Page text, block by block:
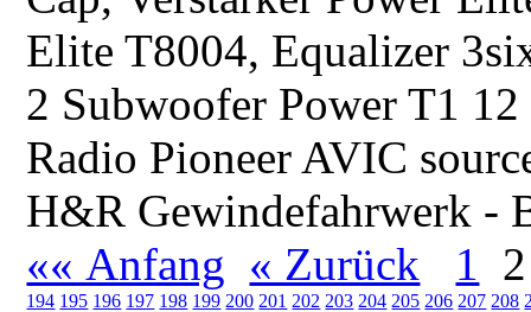
Elite T8004, Equalizer
2 Subwoofer Power T1
Radio Pioneer AVIC
H&R Gewindefahrwerk -
«« Anfang « Zurück 1 2
194 195 196 197 198 199 200 201 202 203 204 205 206 207 208